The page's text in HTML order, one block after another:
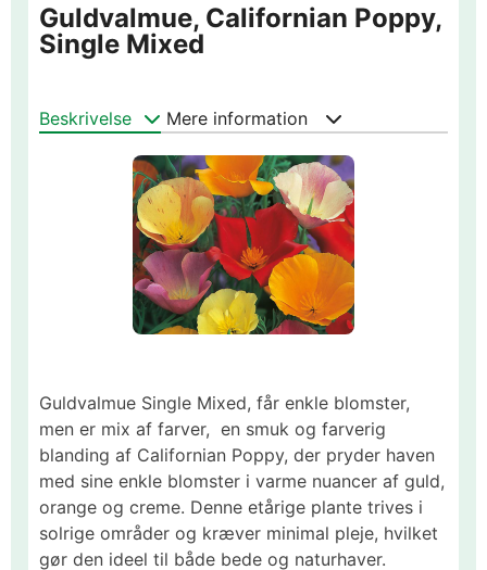
Guldvalmue, Californian Poppy,
Single Mixed
Beskrivelse Mere information
Guldvalmue Single Mixed, får enkle blomster,
men er mix af farver, en smuk og farverig
blanding af Californian Poppy, der pryder haven
med sine enkle blomster i varme nuancer af guld,
orange og creme. Denne etårige plante trives i
solrige områder og kræver minimal pleje, hvilket
gør den ideel til både bede og naturhaver.